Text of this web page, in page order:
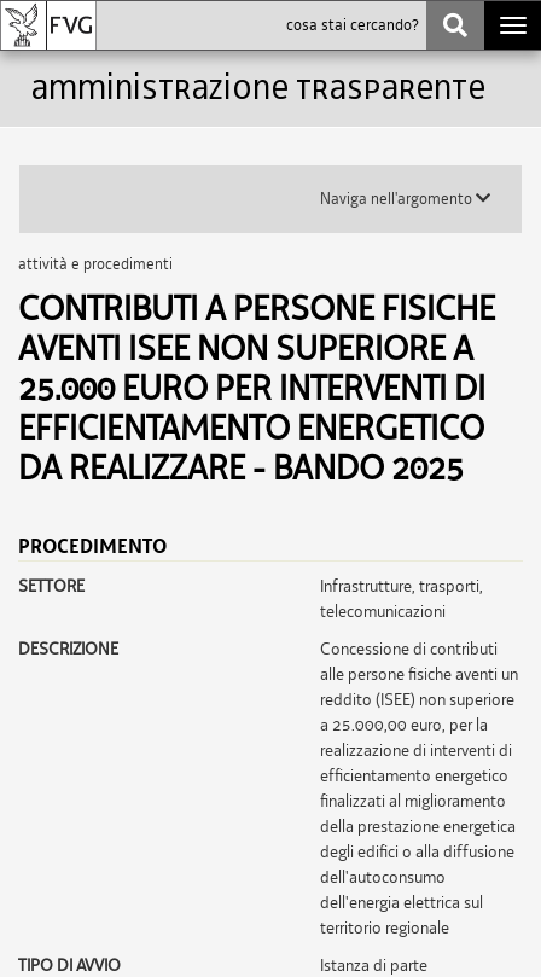
Amministrazione trasparente
Toggle
Naviga nell'argomento
attività e procedimenti
CONTRIBUTI A PERSONE FISICHE
AVENTI ISEE NON SUPERIORE A
25.000 EURO PER INTERVENTI DI
EFFICIENTAMENTO ENERGETICO
DA REALIZZARE - BANDO 2025
PROCEDIMENTO
SETTORE
infrastrutture, trasporti,
telecomunicazioni
DESCRIZIONE
Concessione di contributi
alle persone fisiche aventi un
reddito (ISEE) non superiore
a 25.000,00 euro, per la
realizzazione di interventi di
efficientamento energetico
finalizzati al miglioramento
della prestazione energetica
degli edifici o alla diffusione
dell'autoconsumo
dell'energia elettrica sul
territorio regionale
TIPO DI AVVIO
Istanza di parte